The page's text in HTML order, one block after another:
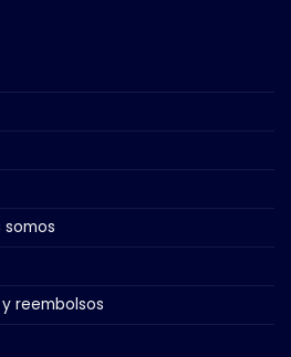
somos
reembolsos